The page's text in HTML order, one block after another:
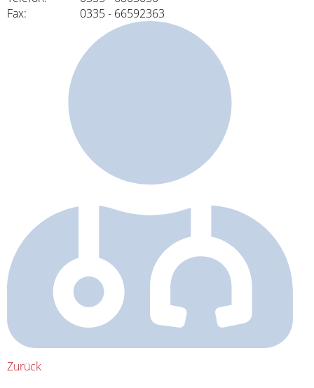
Fax:
0335 - 66592363
Zurück